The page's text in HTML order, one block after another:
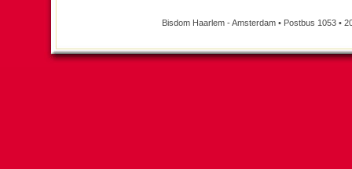
Bisdom Haarlem - Amsterdam • Postbus 1053 •